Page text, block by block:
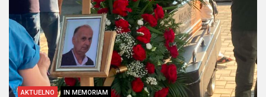
AKTUELNO IN MEMORIAM